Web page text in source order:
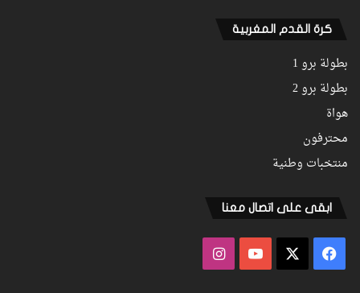
كرة القدم المغربية
بطولة برو 1
بطولة برو 2
هواة
محترفون
منتخبات وطنية
ابقى على اتصال معنا
فيسبوك ‫YouTubeانستقرام